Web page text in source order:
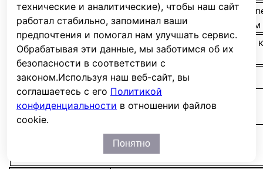
технические и аналитические), чтобы наш сайт
работал стабильно, запоминал ваши
предпочтения и помогал нам улучшать сервис.
Обрабатывая эти данные, мы заботимся об их
безопасности в соответствии с
законом.Используя наш веб-сайт, вы
соглашаетесь с его Политикой
конфиденциальности в отношении файлов
cookie.
Понятно
КПД (в нормальном
режиме работы)
до 94% в режиме on-
Номинальная выходная
частота
50/60 Гц, автовыбор,
частоты
Крест-фактор
Характеристики батарей